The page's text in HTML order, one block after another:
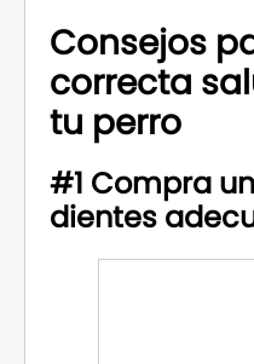
Consejos
correcta
tu perro
#1 Compra
dientes